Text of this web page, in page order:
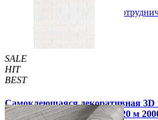
В закладки
SALE
HIT
BEST
Самоклеющаяся декоративная 3D
матовый кирпич в рулоне 20 м